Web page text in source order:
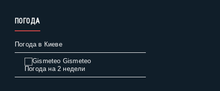
ПОГОДА
Погода в Киеве
Gismeteo
Погода на 2 недели